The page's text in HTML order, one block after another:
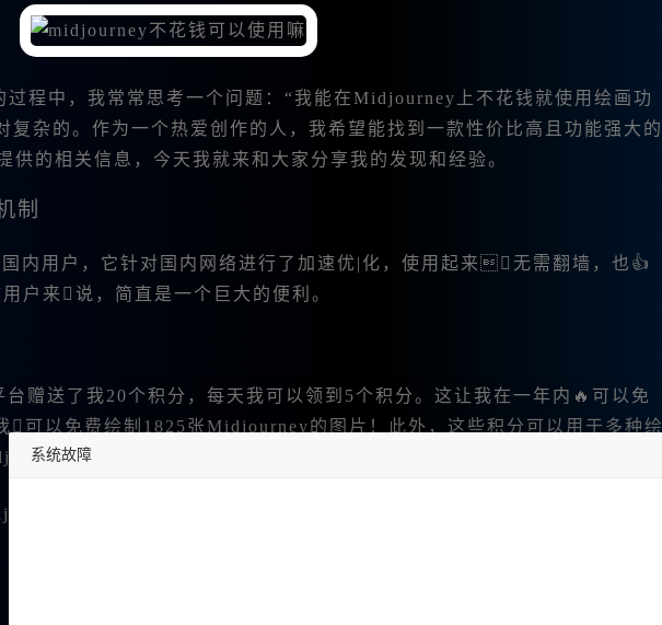
过程中，我常常思考一个问题：“我能在Midjourney上不花钱就使用绘画功
复杂的。作为一个热爱创作的人，我希望能找到一款性价比高且功能强大的
的相关信息，今天我就来和大家分享我的发现和经验。
制
内用户，它针对国内网络进行了加速优|化，使用起来无需翻墙，也👍
户来说，简直是一个巨大的便利。
台赠送了我20个积分，每天我可以领到5个积分。这让我在一年内🔥可以免
可以免费绘制1825张Midjourney的图片！此外，这些积分可以用于多种绘
。
，平台还提供了像dalle-3、flux、SD-3绘🔥图、可灵绘图等多种工
极大地方便|了我的创作。
系统故障